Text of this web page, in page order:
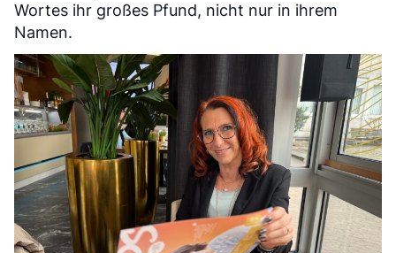
Wortes ihr großes Pfund, nicht nur in ihrem
Namen.